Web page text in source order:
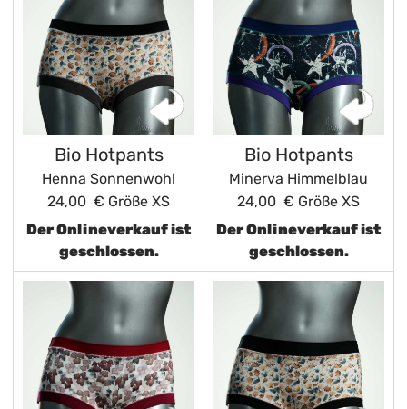
Bio Hotpants
Henna Sonnenwohl
24,00 € Größe XS
Der Onlineverkauf ist
geschlossen.
Bio Hotpants
Minerva Himmelblau
24,00 € Größe XS
Der Onlineverkauf ist
geschlossen.